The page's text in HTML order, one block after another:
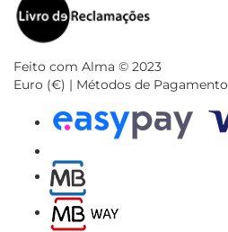
Feito com Alma © 2023
Euro (€) | Métodos de Pagamento